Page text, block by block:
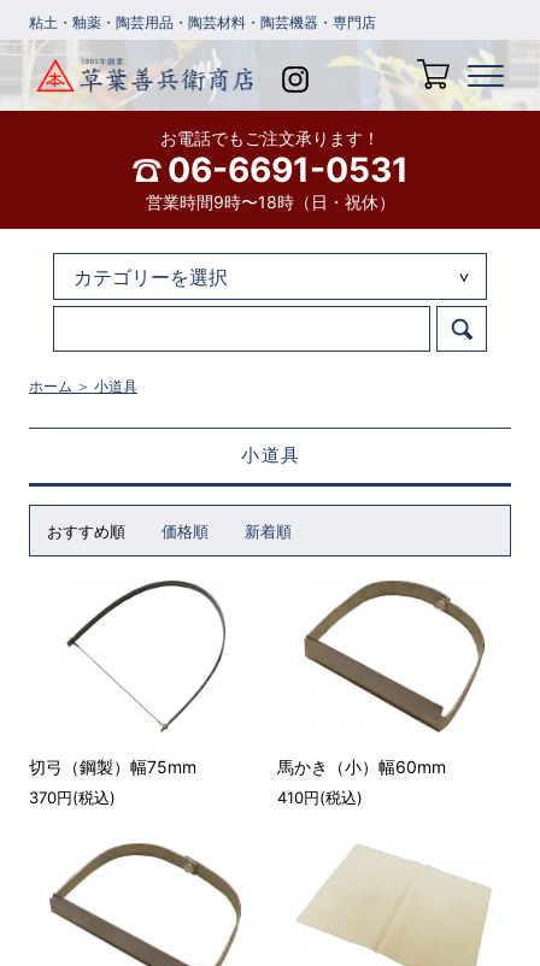
粘土・釉薬・陶芸用品・陶芸材料・陶芸機器・専門店
お電話でもご注文承ります！
06-6691-0531
営業時間9時〜18時（日・祝休）
ホーム ＞ 小道具
小道具
おすすめ順 価格順 新着順
切弓（鋼製）幅75mm
370円(税込)
馬かき（小）幅60mm
410円(税込)